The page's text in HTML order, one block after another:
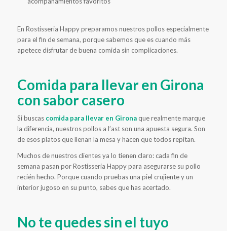
En Rostisseria Happy preparamos nuestros pollos especialmente
para el fin de semana, porque sabemos que es cuando más
apetece disfrutar de buena comida sin complicaciones.
Comida para llevar en Girona
con sabor casero
Si buscas comida para llevar en Gironaque realmente marque
la diferencia, nuestros pollos a l’ast son una apuesta segura. Son
de esos platos que llenan la mesa y hacen que todos repitan.
Muchos de nuestros clientes ya lo tienen claro: cada fin de
semana pasan por Rostisseria Happy para asegurarse su pollo
recién hecho. Porque cuando pruebas una piel crujiente y un
interior jugoso en su punto, sabes que has acertado.
No te quedes sin el tuyo